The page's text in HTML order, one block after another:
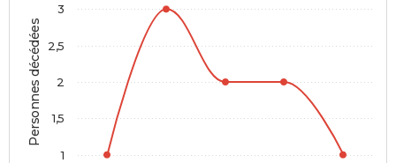
Personnes décédées
1
1,5
2
2,5
3